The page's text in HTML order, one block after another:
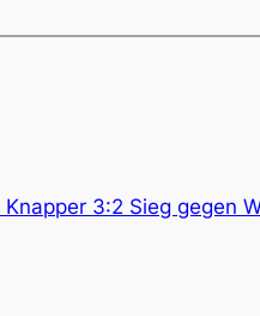
Knapper 3:2 Sieg gegen